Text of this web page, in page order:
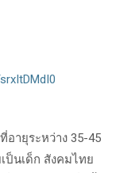
ายุระหว่าง 35-45
ป็นเด็ก สังคมไทย